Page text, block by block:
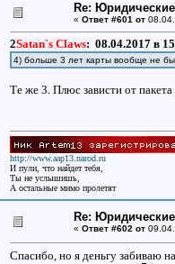
Re:
« Ответ #601 от
2Satan`s Claws: 08.04.2017 в
4) больше 3 лет карты вообще не
Те же 3. Плюс зависти от
http://www.aap13.narod.ru
И пули, что найдет тебя,
Ты не услышишь,
А остальные мимо пролетят
Re:
« Ответ #602 от
Спасибо, но я деньгу забиваю